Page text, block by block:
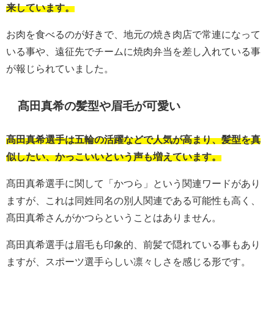
来しています。
お肉を食べるのが好きで、地元の焼き肉店で常連になって
いる事や、遠征先でチームに焼肉弁当を差し入れている事
が報じられていました。
髙田真希の髪型や眉毛が可愛い
髙田真希選手は五輪の活躍などで人気が高まり、髪型を真
似したい、かっこいいという声も増えています。
髙田真希選手に関して「かつら」という関連ワードがあり
ますが、これは同姓同名の別人関連である可能性も高く、
髙田真希さんがかつらということはありません。
髙田真希選手は眉毛も印象的、前髪で隠れている事もあり
ますが、スポーツ選手らしい凛々しさを感じる形です。